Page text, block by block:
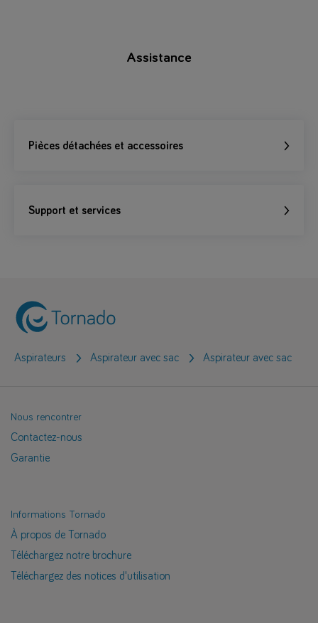
Assistance
Pièces détachées et accessoires
Support et services
Aspirateurs Aspirateur avec sac Aspirateur avec sac
Nous rencontrer
Contactez-nous
Garantie
Informations Tornado
À propos de Tornado
Téléchargez notre brochure
Téléchargez des notices d'utilisation